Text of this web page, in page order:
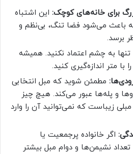
برای خانه‌های کوچک: این اشتباه
باعث می‌شود فضا تنگ، بی‌نظم و
برسد.
تنها به چشم اعتماد نکنید. همیشه
با متر اندازه‌گیری کنید.
مطمئن شوید که مبل انتخابی
و پله‌ها عبور می‌کند. هیچ چیز
مبلی زیباست که نمی‌توانید آن را وارد
اگر خانواده پرجمعیت یا
نشیمن‌ها و دوام مبل بیشتر